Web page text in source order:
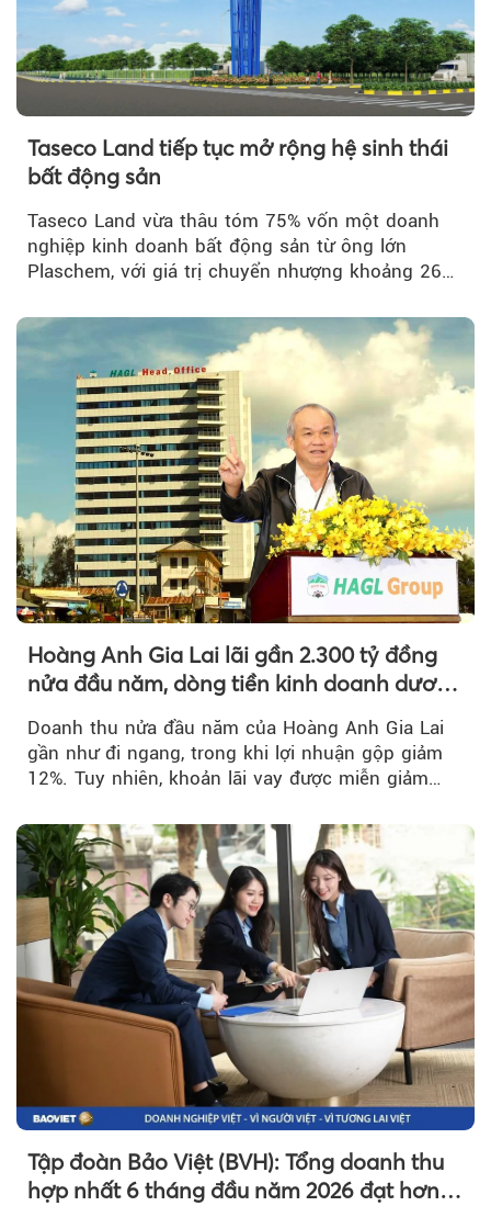
Taseco Land tiếp tục mở rộng hệ sinh thái
bất động sản
Taseco Land vừa thâu tóm 75% vốn một doanh
nghiệp kinh doanh bất động sản từ ông lớn
Plaschem, với giá trị chuyển nhượng khoảng 262
Hoàng Anh Gia Lai lãi gần 2.300 tỷ đồng
nửa đầu năm, dòng tiền kinh doanh dương
Doanh thu nửa đầu năm của Hoàng Anh Gia Lai
gần như đi ngang, trong khi lợi nhuận gộp giảm
12%. Tuy nhiên, khoản lãi vay được miễn giảm
Tập đoàn Bảo Việt (BVH): Tổng doanh thu
hợp nhất 6 tháng đầu năm 2026 đạt hơn